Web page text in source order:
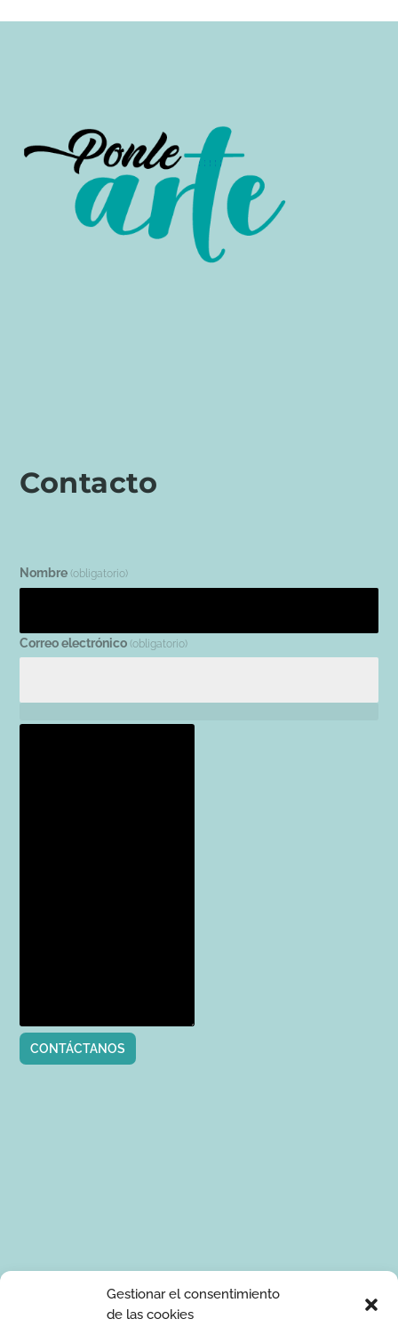
Gestionar el consentimiento
de las cookies
Contacto
Nombre (obligatorio)
Correo electrónico (obligatorio)
CONTÁCTANOS
Tus datos de carácter personal serán tratados por Ponle Arte
para enviarte información sobre manualidades. La base legal